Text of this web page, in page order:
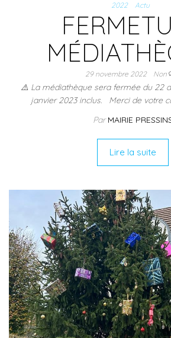
2022 Actu
29 novembre 2022 Non
⚠️ La médiathèque sera fermée du 22
janvier 2023 inclus. Merci de votre
ParMAIRIE
Lire la suite